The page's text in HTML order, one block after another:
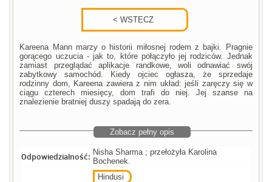
Kareena Mann marzy o historii miłosnej rodem z bajki. Pragnie
gorącego uczucia - jak to, które połączyło jej rodziców. Jednak
zamiast przeglądać aplikacje randkowe, woli odnawiać swój
zabytkowy samochód. Kiedy ojciec ogłasza, że sprzedaje
rodzinny dom, Kareena zawiera z nim układ: jeśli zaręczy się w
ciągu czterech miesięcy, dom trafi do niej. Jej szanse na
znalezienie bratniej duszy spadają do zera.
Zobacz pełny opis
Odpowiedzialność: Nisha Sharma ; przełożyła Karolina
Bochenek.
Hindusi